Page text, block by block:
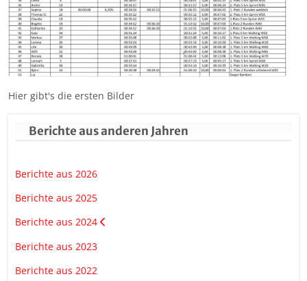
Hier gibt's die ersten Bilder
Berichte aus anderen Jahren
Berichte aus 2026
Berichte aus 2025
Berichte aus 2024
Berichte aus 2023
Berichte aus 2022